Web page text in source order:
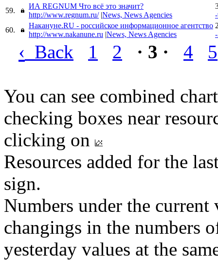
59.
ИА REGNUM Что всё это значит?
http://www.regnum.ru/ |News, News Agencies
60.
Накануне.RU - российское информационное агентство
http://www.nakanune.ru |News, News Agencies
‹ Back 1 2 · 3 · 4 5
You can see combined
checking boxes near
clicking on
Resources added for the
sign.
Numbers under the
changings in the numbers
yesterday values at the